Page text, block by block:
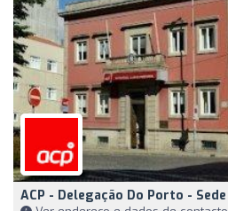
ACP - Delegação Do Porto - Sede